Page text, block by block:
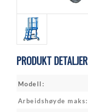
PRODUKT DETALJER
Modell:
Arbeidshøyde maks: